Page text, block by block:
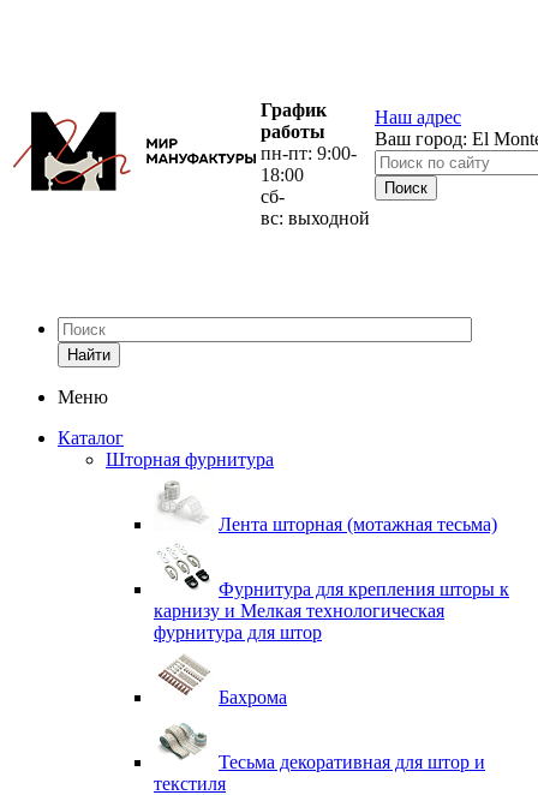
График
работы
пн-пт: 9:00-
18:00
сб-
вс: выходной
Наш адрес
Ваш город: El
Найти
Меню
Каталог
Шторная фурнитура
Лента шторная (мотажная тесьма)
Фурнитура для крепления шторы к
карнизу и Мелкая технологическая
фурнитура для штор
Бахрома
Тесьма декоративная для штор и
текстиля